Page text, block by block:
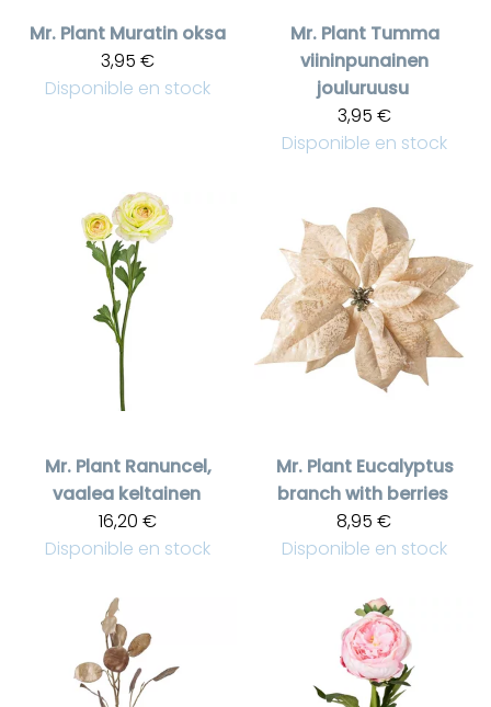
Mr. Plant Muratin oksa
3,95 €
Disponible en stock
Mr. Plant Tumma
viininpunainen
jouluruusu
3,95 €
Disponible en stock
Mr. Plant Ranuncel,
vaalea keltainen
16,20 €
Disponible en stock
Mr. Plant Eucalyptus
branch with berries
8,95 €
Disponible en stock